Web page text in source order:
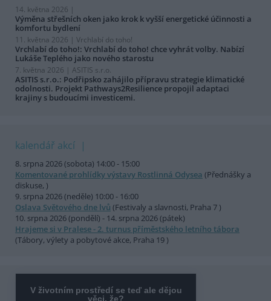
14. května 2026 |
Výměna střešních oken jako krok k vyšší energetické účinnosti a
komfortu bydlení
11. května 2026 | Vrchlabí do toho!
Vrchlabí do toho!: Vrchlabí do toho! chce vyhrát volby. Nabízí
Lukáše Teplého jako nového starostu
7. května 2026 | ASITIS s.r.o.
ASITIS s.r.o.: Podřipsko zahájilo přípravu strategie klimatické
odolnosti. Projekt Pathways2Resilience propojil adaptaci
krajiny s budoucími investicemi.
kalendář akcí
8. srpna 2026 (sobota) 14:00 - 15:00
Komentované prohlídky výstavy Rostlinná Odysea (Přednášky a
diskuse, )
9. srpna 2026 (neděle) 10:00 - 16:00
Oslava Světového dne lvů (Festivaly a slavnosti, Praha 7 )
10. srpna 2026 (pondělí) - 14. srpna 2026 (pátek)
Hrajeme si v Pralese - 2. turnus příměstského letního tábora
(Tábory, výlety a pobytové akce, Praha 19 )